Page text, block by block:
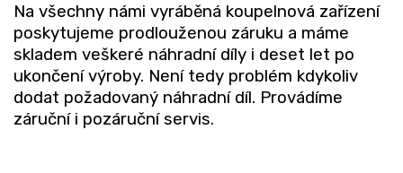
Na všechny námi vyráběná koupelnová zařízení
poskytujeme prodlouženou záruku a máme
skladem veškeré náhradní díly i deset let po
ukončení výroby. Není tedy problém kdykoliv
dodat požadovaný náhradní díl. Provádíme
záruční i pozáruční servis.